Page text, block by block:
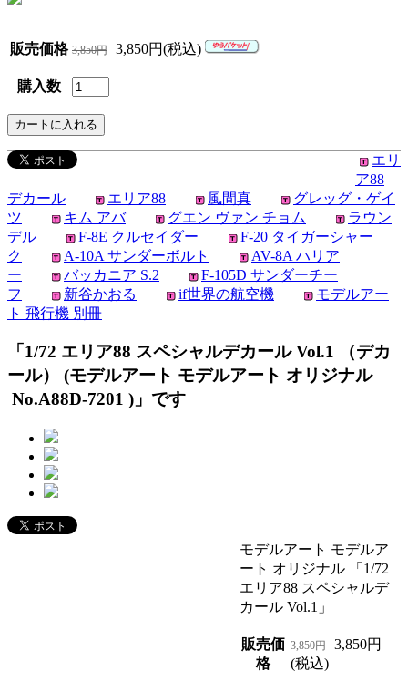
販売価格 3,850円 3,850円(税込)
購入数
エリ
ア88
デカール
エリア88 風間真
グレッグ・ゲイ
ツ
キム アバ グエン ヴァン チョム
ラウン
デル
F-8E クルセイダー
F-20 タイガーシャー
ク
A-10A サンダーボルト
AV-8A ハリア
ー
バッカニア S.2
F-105D サンダーチー
フ
新谷かおる if世界の航空機
モデルアー
ト 飛行機 別冊
「1/72 エリア88 スペシャルデカール Vol.1 （デカ
ール） (モデルアート モデルアート オリジナル
No.A88D-7201 )」です
モデルアート モデルア
ート オリジナル 「1/72
エリア88 スペシャルデ
カール Vol.1」
販売価
格
3,850円
3,850円
(税込)